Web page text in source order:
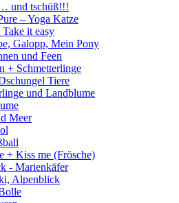
und tschüß!!!
– Yoga Katze
it easy
Galopp, Mein Pony
und Feen
+ Schmetterlinge
Tiere
und Landblume
Meer
+ Kiss me (Frösche)
- Marienkäfer
Alpenblick